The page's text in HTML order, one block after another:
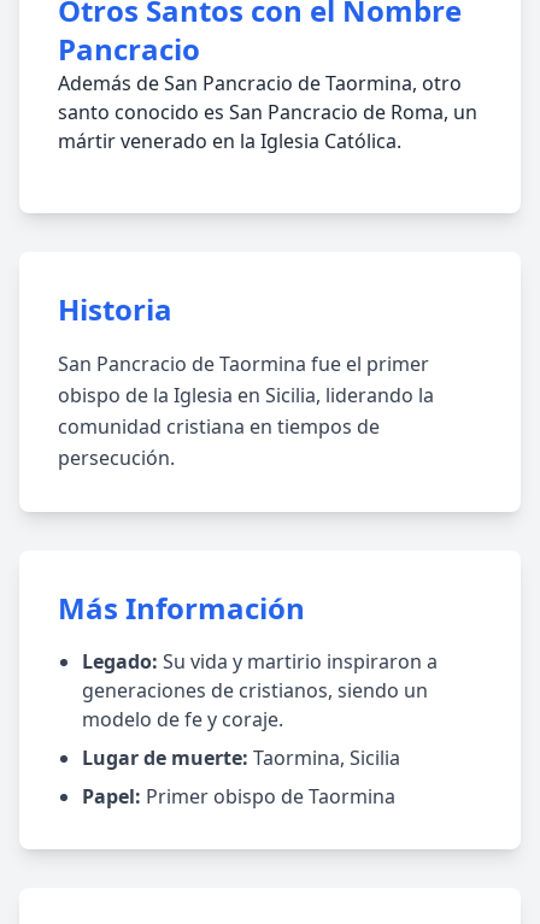
Otros Santos con el Nombre
Pancracio
Además de San Pancracio de Taormina, otro
santo conocido es San Pancracio de Roma, un
mártir venerado en la Iglesia Católica.
Historia
San Pancracio de Taormina fue el primer
obispo de la Iglesia en Sicilia, liderando la
comunidad cristiana en tiempos de
persecución.
Más Información
Legado: Su vida y martirio inspiraron a
generaciones de cristianos, siendo un
modelo de fe y coraje.
Lugar de muerte: Taormina, Sicilia
Papel: Primer obispo de Taormina